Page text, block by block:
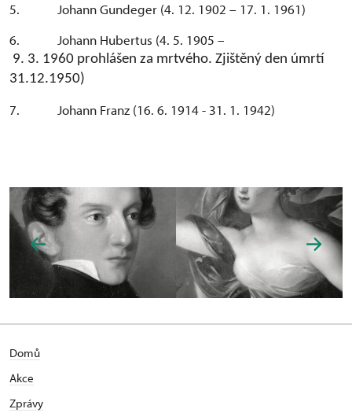
5. Johann Gundeger (4. 12. 1902 – 17. 1. 1961)
6. Johann Hubertus (4. 5. 1905 –
9. 3. 1960 prohlášen za mrtvého. Zjištěný den úmrtí
31.12.1950)
7. Johann Franz (16. 6. 1914 - 31. 1. 1942)
Domů
Akce
Zprávy